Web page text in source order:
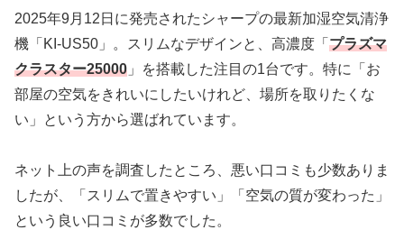
2025年9月12日に発売されたシャープの最新加湿空気清浄
機「KI-US50」。スリムなデザインと、高濃度「 プラズマ
クラスター25000 」を搭載した注目の1台です。特に「お
部屋の空気をきれいにしたいけれど、場所を取りたくな
い」という方から選ばれています。
ネット上の声を調査したところ、悪い口コミも少数ありま
したが、「スリムで置きやすい」「空気の質が変わった」
という良い口コミが多数でした。